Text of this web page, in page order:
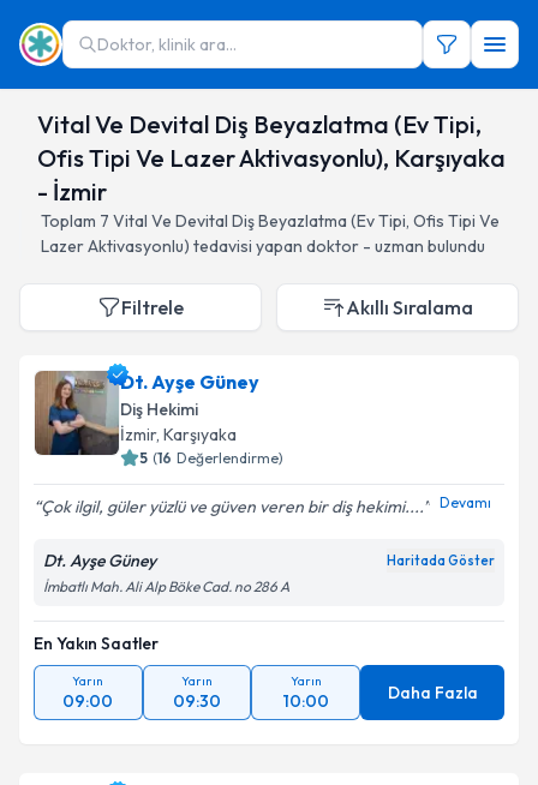
Doktor, klinik ara...
Vital Ve Devital Diş Beyazlatma (Ev Tipi,
Ofis Tipi Ve Lazer Aktivasyonlu), Karşıyaka
- İzmir
Toplam 7 Vital Ve Devital Diş Beyazlatma (Ev Tipi, Ofis Tipi Ve
Lazer Aktivasyonlu) tedavisi yapan doktor - uzman bulundu
Filtrele Akıllı Sıralama
Dt. Ayşe Güney
Diş Hekimi
İzmir, Karşıyaka
5 (16 Değerlendirme)
Çok ilgil, güler yüzlü ve güven veren bir diş hekimi.... Devamı
Dt. Ayşe Güney Haritada Göster
İmbatlı Mah. Ali Alp Böke Cad. no 286 A
En Yakın Saatler
Yarın
09:00
Yarın
09:30
Yarın
10:00 Daha Fazla